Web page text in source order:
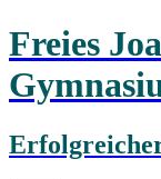
Freies